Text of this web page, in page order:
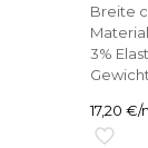
Breite
3%
17,20 €/